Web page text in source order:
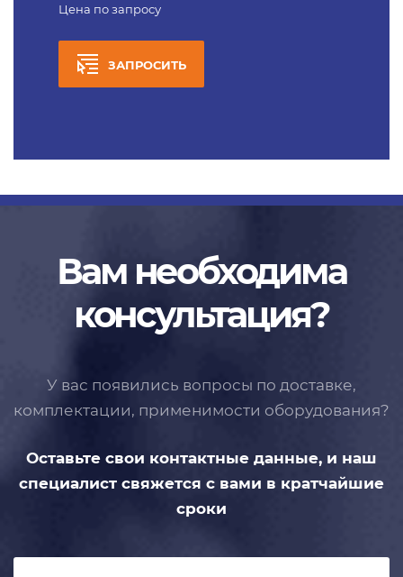
Цена по запросу
ЗАПРОСИТЬ
Вам необходима
консультация?
У вас появились вопросы по доставке,
комплектации, применимости оборудования?
Оставьте свои контактные данные, и наш
специалист свяжется с вами в кратчайшие
сроки